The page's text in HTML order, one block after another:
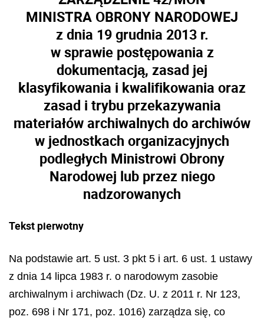
MINISTRA OBRONY NARODOWEJ
z dnia 19 grudnia 2013 r.
w sprawie postępowania z
dokumentacją, zasad jej
klasyfikowania i kwalifikowania oraz
zasad i trybu przekazywania
materiałów archiwalnych do archiwów
w jednostkach organizacyjnych
podległych Ministrowi Obrony
Narodowej lub przez niego
nadzorowanych
Tekst pierwotny
Na podstawie art. 5 ust. 3 pkt 5 i art. 6 ust. 1 ustawy
z dnia 14 lipca 1983 r. o narodowym zasobie
archiwalnym i archiwach (Dz. U. z 2011 r. Nr 123,
poz. 698 i Nr 171, poz. 1016) zarządza się, co